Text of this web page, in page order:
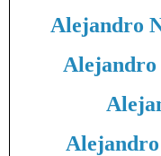
Alejandro
Alejandro
Alejandro